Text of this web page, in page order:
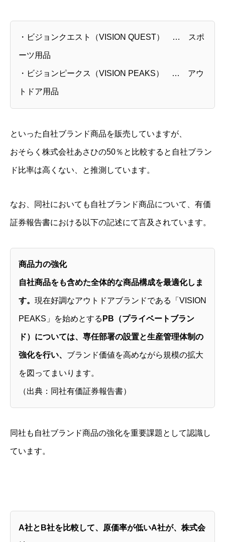
・ビジョンクエスト（VISION QUEST） … スポ
ーツ用品
・ビジョンピークス（VISION PEAKS） … アウ
トドア用品
といった自社ブランド商品を販売していますが、
おそらく株式会社あさひの50％と比較すると自社ブラン
ド比率は高くない、と推測しています。
なお、同社においても自社ブランド商品について、有価
証券報告書における以下の記述にて言及されています。
商品力の強化
自社商品をも含めた全体的な商品構成を最適化しま
す。 現在好調なアウトドアブランドである「VISION
PEAKS」を始めとする PB（プライベートブラン
ド）については、専任部署の設置と生産管理体制の
強化を行い、 ブランド価値を高めながら規模の拡大
を図ってまいります。
（出典：同社有価証券報告書）
同社も自社ブランド商品の強化を重要課題として認識し
ています。
A社とB社を比較して、原価率が低いA社が、株式会